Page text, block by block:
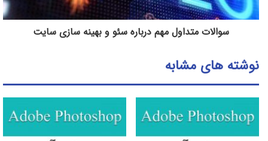
سوالات متداول مهم درباره سئو و بهینه سازی سایت
نوشته های مشابه